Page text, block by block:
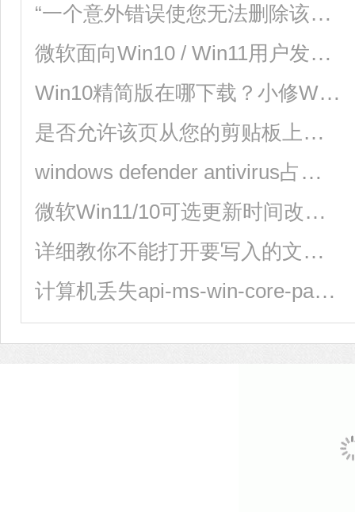
“一个意外错误使您无法删除该文件”如何解决？
微软面向Win10 / Win11用户发布KB5025175补丁更新，检测和缓解CPU漏洞
Win10精简版在哪下载？小修Win10精简版免费下载
是否允许该页从您的剪贴板上粘贴信息如何解决？
windows defender antivirus占用大量内存如何解决？
微软Win11/10可选更新时间改了！下个月起每月第四周推送
详细教你不能打开要写入的文件怎么办？
计算机丢失api-ms-win-core-path-l1-1-0.dll怎么解决？